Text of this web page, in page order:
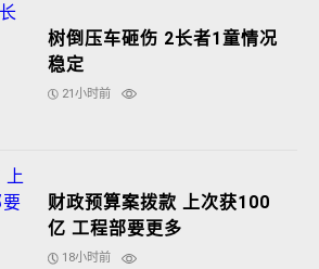
树倒压车砸伤 2长者1童情况
稳定
21小时前
财政预算案拨款 上次获100
亿 工程部要更多
18小时前